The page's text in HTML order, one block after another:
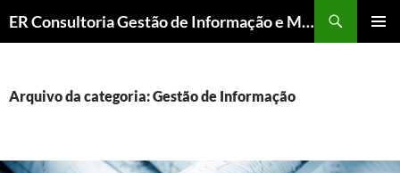
ER Consultoria Gestão de Informação e Memória Institucional
CONTEÚDO
Arquivo da categoria: Gestão de Informação